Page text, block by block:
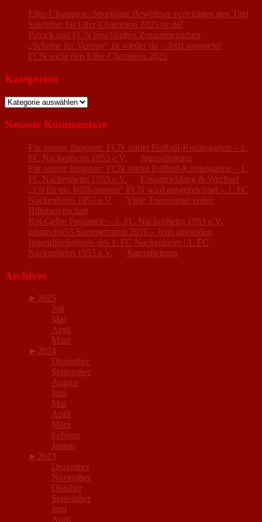
Elfer-Champion: Sportplatz Bewohner verteidigen den Titel
Spielplan für Elfer-Champion 2025 ist da!
Patrick und FCN beschließen Zusammenarbeit
„Scheine für Vereine“ ist wieder da – Jetzt sammeln!
FCN sucht den Elfer-Champion 2025
Kategorien
Kategorien
Neueste Kommentare
Für unsere Jüngsten: FCN startet Fußball-Kindergarten – 1.
FC Nackenheim 1953 e.V.
Jugendleitung
Für unsere Jüngsten: FCN startet Fußball-Kindergarten – 1.
FC Nackenheim 1953 e.V.
Erstanmeldung & Wechsel
„1:0 für ein Willkommen“ FCN wird ausgezeichnet – 1. FC
Nackenheim 1953 e.V.
Viele Transporter voller
Hilfsbereitschaft
Rot-Gelbe Festspiele – 1. FC Nackenheim 1953 e.V.
neunzehn53-Sommercamp 2016 – Jetzt anmelden
Jugendförderkreis des 1. FC Nackenheim | 1. FC
Nackenheim 1953 e.V.
Jugendleitung
Archives
► 2025
Juli
Mai
April
März
► 2024
Dezember
September
August
Juni
Mai
April
März
Februar
Januar
► 2023
Dezember
November
Oktober
September
Juni
April